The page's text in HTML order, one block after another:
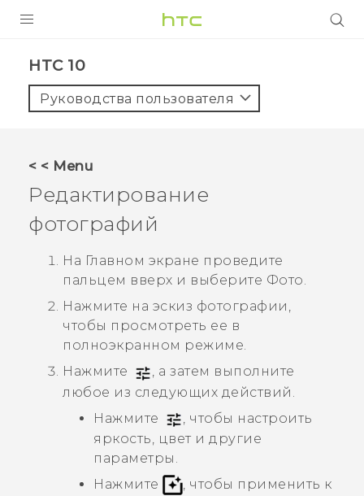
5G
VIVERSE
ПОДДЕРЖКА
HTC 10‎
Руководства пользователя
< < Menu
Редактирование
фотографий
На Главном экране проведите
пальцем вверх и выберите Фото.
Нажмите на эскиз фотографии,
чтобы просмотреть ее в
полноэкранном режиме.
Нажмите
, а затем выполните
любое из следующих действий.
Нажмите
, чтобы настроить
яркость, цвет и другие
параметры.
Нажмите
, чтобы применить к